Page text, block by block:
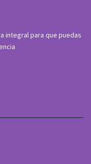
integral para que puedas